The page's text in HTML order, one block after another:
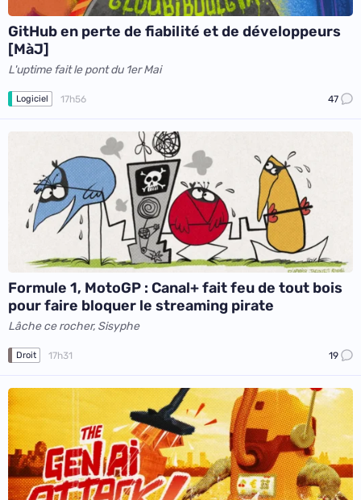
GitHub en perte de fiabilité et de développeurs
[MàJ]
L'uptime fait le pont du 1er Mai
Logiciel 17h56 47
Formule 1, MotoGP : Canal+ fait feu de tout bois
pour faire bloquer le streaming pirate
Lâche ce rocher, Sisyphe
Droit 17h31 19